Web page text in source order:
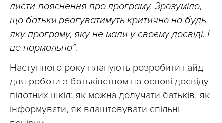
листи-пояснення про програму. Зрозуміло,
що батьки реагуватимуть критично на будь-
яку програму, яку не мали у своєму досвіді. І
це нормально”.
Наступного року планують розробити гайд
для роботи з батьківством на основі досвіду
пілотних шкіл: як можна долучати батьків, як
інформувати, як влаштовувати спільні